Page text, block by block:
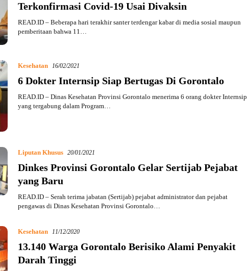
Terkonfirmasi Covid-19 Usai Divaksin
READ.ID – Beberapa hari terakhir santer terdengar kabar di media sosial maupun
pemberitaan bahwa 11…
Kesehatan 16/02/2021
6 Dokter Internsip Siap Bertugas Di Gorontalo
READ.ID – Dinas Kesehatan Provinsi Gorontalo menerima 6 orang dokter Internsip
yang tergabung dalam Program…
Liputan Khusus 20/01/2021
Dinkes Provinsi Gorontalo Gelar Sertijab Pejabat
yang Baru
READ.ID – Serah terima jabatan (Sertijab) pejabat administrator dan pejabat
pengawas di Dinas Kesehatan Provinsi Gorontalo…
Kesehatan 11/12/2020
13.140 Warga Gorontalo Berisiko Alami Penyakit
Darah Tinggi